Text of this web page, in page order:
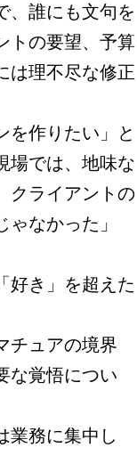
、誰にも文句を
トの要望、予算
は理不尽な修正
を作りたい」と
場では、地味な
クライアントの
なかった」
好き」を超えた
チュアの境界
な覚悟につい
業務に集中し